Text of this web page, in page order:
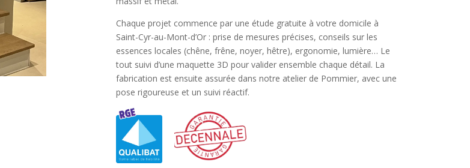
Chaque projet commence par une étude gratuite à votre domicile à
Saint-Cyr-au-Mont-d’Or : prise de mesures précises, conseils sur les
essences locales (chêne, frêne, noyer, hêtre), ergonomie, lumière… Le
tout suivi d’une maquette 3D pour valider ensemble chaque détail. La
fabrication est ensuite assurée dans notre atelier de Pommier, avec une
pose rigoureuse et un suivi réactif.